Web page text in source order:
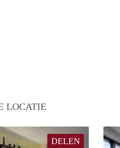
LOCATIE
DELEN